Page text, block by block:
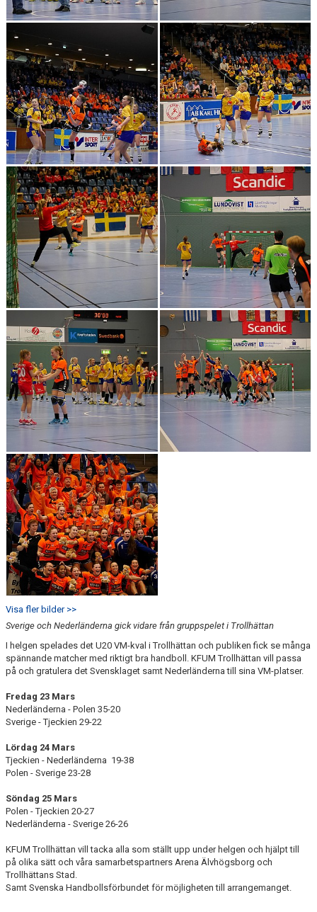
KALENDER
HEMMAMATCHER
BILDGALLERI
MATCHER
BLI MEDLEM
FÖRSÄKRING HANDBOLL
TRÄNINGSTID UNGDOM 2627
VISION
SPONSORPAKET
STYRELSEN
MINA SIDOR
Visa fler bilder >>
Sverige och Nederländerna gick vidare från gruppspelet i Trollhättan
I helgen spelades det U20 VM-kval i Trollhättan och publiken fick se många
spännande matcher med riktigt bra handboll. KFUM Trollhättan vill passa
på och gratulera det Svensklaget samt Nederländerna till sina VM-platser.
Fredag 23 Mars
Nederländerna - Polen 35-20
Sverige - Tjeckien 29-22
Lördag 24 Mars
Tjeckien - Nederländerna 19-38
Polen - Sverige 23-28
Söndag 25 Mars
Polen - Tjeckien 20-27
Nederländerna - Sverige 26-26
KFUM Trollhättan vill tacka alla som ställt upp under helgen och hjälpt till
på olika sätt och våra samarbetspartners Arena Älvhögsborg och
Trollhättans Stad.
Samt Svenska Handbollsförbundet för möjligheten till arrangemanget.